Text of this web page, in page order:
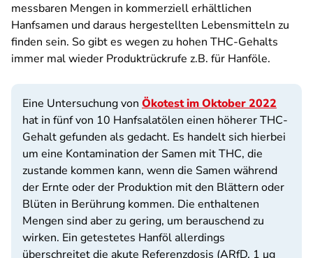
messbaren Mengen in kommerziell erhältlichen
Hanfsamen und daraus hergestellten Lebensmitteln zu
finden sein. So gibt es wegen zu hohen THC-Gehalts
immer mal wieder Produktrückrufe z.B. für Hanföle.
Eine Untersuchung von Ökotest im Oktober 2022
hat in fünf von 10 Hanfsalatölen einen höherer THC-
Gehalt gefunden als gedacht. Es handelt sich hierbei
um eine Kontamination der Samen mit THC, die
zustande kommen kann, wenn die Samen während
der Ernte oder der Produktion mit den Blättern oder
Blüten in Berührung kommen. Die enthaltenen
Mengen sind aber zu gering, um berauschend zu
wirken. Ein getestetes Hanföl allerdings
überschreitet die akute Referenzdosis (ARfD, 1 μg